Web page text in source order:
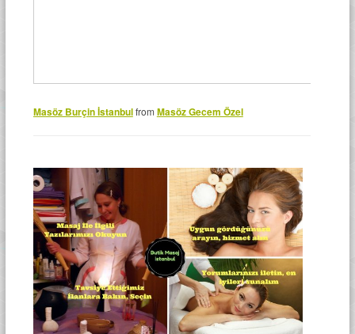
Masöz Burçin İstanbulfrom Masöz Gecem Özel